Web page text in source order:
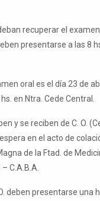
recuperar el
presentarse a las 8
oral es el día 23 de
en Ntra. Cede Central.
y se reciben de C. O.
en el acto de
de la Ftad. de
C.A.B.A.
deben presentarse una